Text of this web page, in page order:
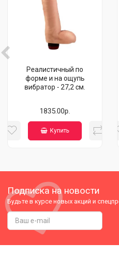
Реалистичный по
форме и на ощупь
вибратор - 27,2 см.
1835.00р.
Купить
Подписка на новости
Будьте в курсе новых акций и